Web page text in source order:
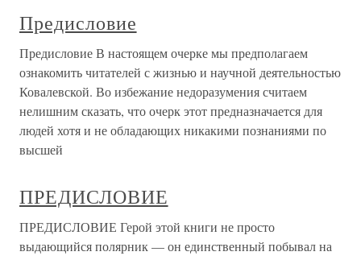
Предисловие
Предисловие В настоящем очерке мы предполагаем
ознакомить читателей с жизнью и научной деятельностью
Ковалевской. Во избежание недоразумения считаем
нелишним сказать, что очерк этот предназначается для
людей хотя и не обладающих никакими познаниями по
высшей
ПРЕДИСЛОВИЕ
ПРЕДИСЛОВИЕ Герой этой книги не просто
выдающийся полярник — он единственный побывал на